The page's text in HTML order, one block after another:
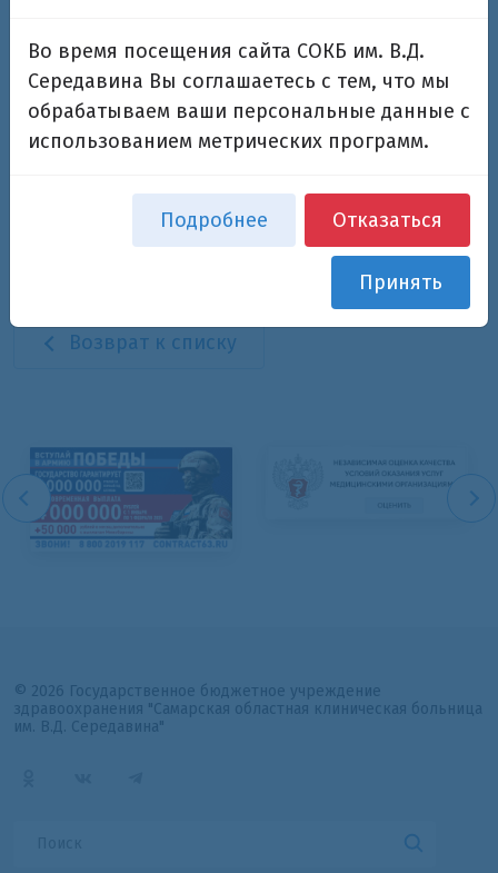
Возврат к списку
© 2026 Государственное бюджетное учреждение
здравоохранения "Самарская областная клиническая больница
им. В.Д. Середавина"
Во время посещения сайта СОКБ им. В.Д.
Середавина Вы соглашаетесь с тем, что мы
обрабатываем ваши персональные данные с
использованием метрических программ.
Подробнее Отказаться
Принять